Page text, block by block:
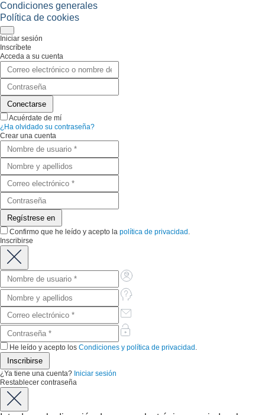
Condiciones generales
Política de cookies
Iniciar sesión
Inscríbete
Acceda a su cuenta
Acuérdate de mí
¿Ha olvidado su contraseña?
Crear una cuenta
Confirmo que he leído y acepto la política de privacidad .
Inscribirse
He leído y acepto los Condiciones y política de privacidad .
¿Ya tiene una cuenta? Iniciar sesión
Restablecer contraseña